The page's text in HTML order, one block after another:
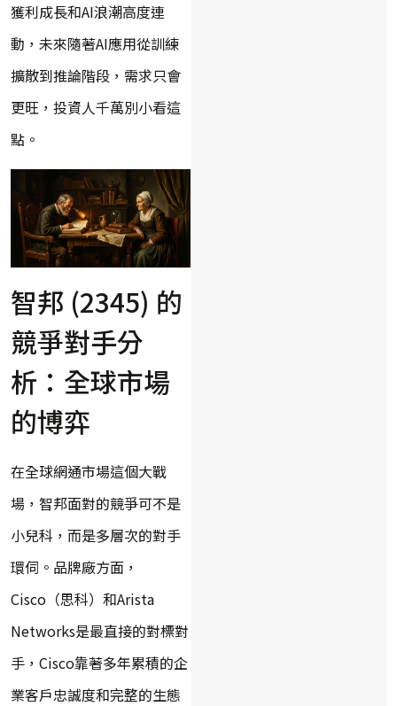
獲利成長和AI浪潮高度連
動，未來隨著AI應用從訓練
擴散到推論階段，需求只會
更旺，投資人千萬別小看這
點。
智邦 (2345) 的
競爭對手分
析：全球市場
的博弈
在全球網通市場這個大戰
場，智邦面對的競爭可不是
小兒科，而是多層次的對手
環伺。品牌廠方面，
Cisco（思科）和Arista
Networks是最直接的對標對
手，Cisco靠著多年累積的企
業客戶忠誠度和完整的生態